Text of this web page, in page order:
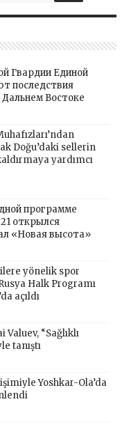
Гвардии Единой
последствия
Востоке
Doğu’daki sellerin
yardımcı
программе
открылся
«Новая высота»
yönelik spor
Halk Programı
açıldı
Valuev, “Sağlıklı
tanıştı
Yoshkar-Ola’da